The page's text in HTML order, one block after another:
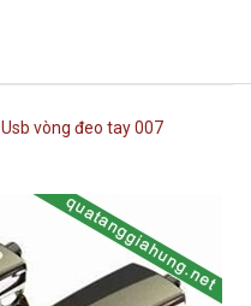
Usb vòng đeo tay 007